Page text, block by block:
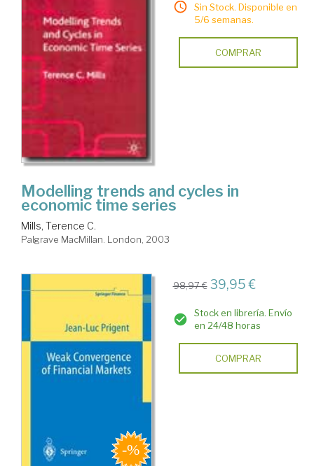
Sin Stock. Disponible en
5/6 semanas.
COMPRAR
Modelling trends and cycles in
economic time series
Mills, Terence C.
Palgrave MacMillan. London, 2003
98,97 € 39,95 €
Stock en librería. Envío
en 24/48 horas
COMPRAR